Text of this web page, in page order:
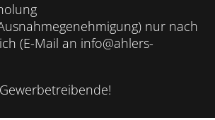
nur nach
(E-Mail an info@ahlers-